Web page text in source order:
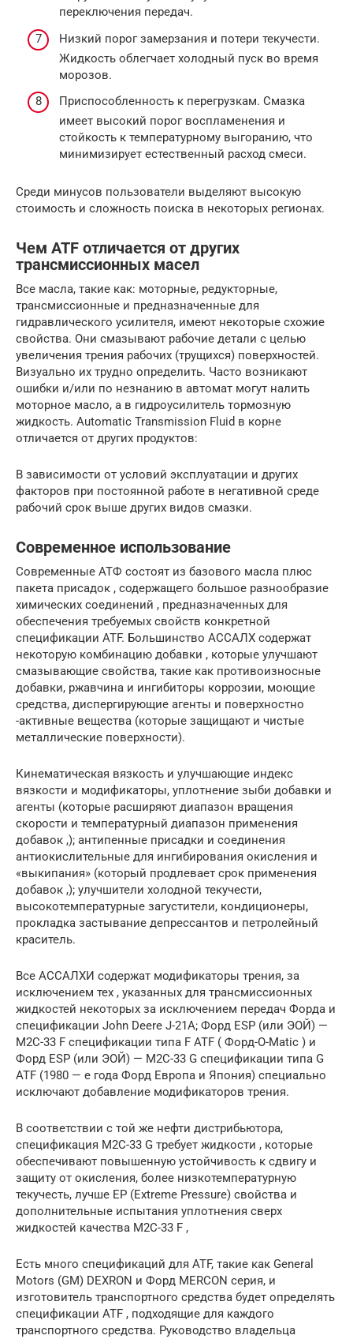
переключения передач.
Низкий порог замерзания и потери текучести.
Жидкость облегчает холодный пуск во время
морозов.
Приспособленность к перегрузкам. Смазка
имеет высокий порог воспламенения и
стойкость к температурному выгоранию, что
минимизирует естественный расход смеси.
Среди минусов пользователи выделяют высокую
стоимость и сложность поиска в некоторых регионах.
Чем ATF отличается от других
трансмиссионных масел
Все масла, такие как: моторные, редукторные,
трансмиссионные и предназначенные для
гидравлического усилителя, имеют некоторые схожие
свойства. Они смазывают рабочие детали с целью
увеличения трения рабочих (трущихся) поверхностей.
Визуально их трудно определить. Часто возникают
ошибки и/или по незнанию в автомат могут налить
моторное масло, а в гидроусилитель тормозную
жидкость. Automatic Transmission Fluid в корне
отличается от других продуктов:
В зависимости от условий эксплуатации и других
факторов при постоянной работе в негативной среде
рабочий срок выше других видов смазки.
Современное использование
Современные АТФ состоят из базового масла плюс
пакета присадок , содержащего большое разнообразие
химических соединений , предназначенных для
обеспечения требуемых свойств конкретной
спецификации ATF. Большинство АССАЛХ содержат
некоторую комбинацию добавки , которые улучшают
смазывающие свойства, такие как противоизносные
добавки, ржавчина и ингибиторы коррозии, моющие
средства, диспергирующие агенты и поверхностно
-активные вещества (которые защищают и чистые
металлические поверхности).
Кинематическая вязкость и улучшающие индекс
вязкости и модификаторы, уплотнение зыби добавки и
агенты (которые расширяют диапазон вращения
скорости и температурный диапазон применения
добавок ,); антипенные присадки и соединения
антиокислительные для ингибирования окисления и
«выкипания» (который продлевает срок применения
добавок ,); улучшители холодной текучести,
высокотемпературные загустители, кондиционеры,
прокладка застывание депрессантов и петролейный
краситель.
Все АССАЛХИ содержат модификаторы трения, за
исключением тех , указанных для трансмиссионных
жидкостей некоторых за исключением передач Форда и
спецификации John Deere J-21A; Форд ESP (или ЭОЙ) —
M2C-33 F спецификации типа F ATF ( Форд-O-Matic ) и
Форд ESP (или ЭОЙ) — M2C-33 G спецификации типа G
ATF (1980 — е года Форд Европа и Япония) специально
исключают добавление модификаторов трения.
В соответствии с той же нефти дистрибьютора,
спецификация M2C-33 G требует жидкости , которые
обеспечивают повышенную устойчивость к сдвигу и
защиту от окисления, более низкотемпературную
текучесть, лучше EP (Extreme Pressure) свойства и
дополнительные испытания уплотнения сверх
жидкостей качества M2C-33 F ,
Есть много спецификаций для ATF, такие как General
Motors (GM) DEXRON и Форд MERCON серия, и
изготовитель транспортного средства будет определять
спецификации ATF , подходящие для каждого
транспортного средства. Руководство владельца